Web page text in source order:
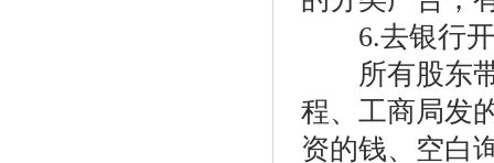
6.去银行开
所有股东带
程、工商局发
资的钱、空白